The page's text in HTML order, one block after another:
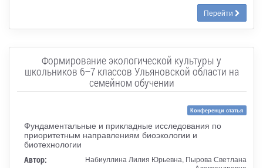
Перейти
Формирование экологической культуры у
школьников 6–7 классов Ульяновской области на
семейном обучении
Конференци статья
Фундаментальные и прикладные исследования по
приоритетным направлениям биоэкологии и
биотехнологии
Автор:
Набиуллина Лилия Юрьевна, Пырова Светлана